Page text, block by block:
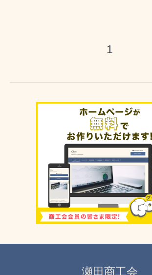
1
瀬田商工会